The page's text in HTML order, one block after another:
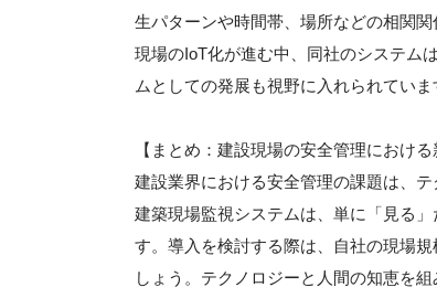
生パターンや時間帯、場所などの相関
現場のIoT化が進む中、同社のシステム
ムとしての発展も視野に入れられていま
【まとめ：建設現場の安全管理における
建設業界における安全管理の課題は、
建築現場監視システムは、単に「見る
す。導入を検討する際は、自社の現場
しょう。テクノロジーと人間の知恵を